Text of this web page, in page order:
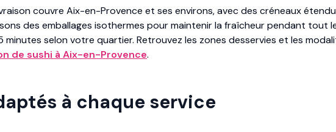
couvre Aix-en-Provence et ses environs, avec des créneaux
des emballages isothermes pour maintenir la fraîcheur pendant tout
minutes selon votre quartier. Retrouvez les zones desservies et les
de sushi à Aix-en-Provence.
à chaque service